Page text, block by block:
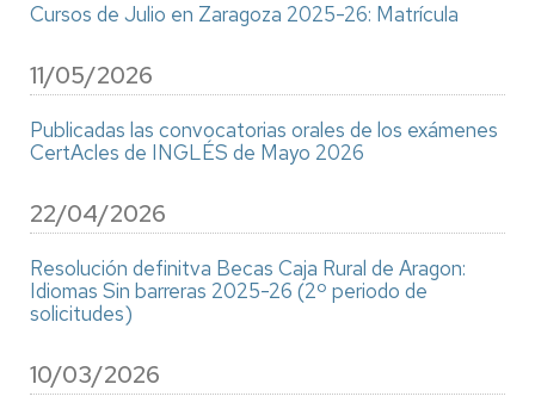
Cursos de Julio en Zaragoza 2025-26: Matrícula
11/05/2026
Publicadas las convocatorias orales de los exámenes
CertAcles de INGLÉS de Mayo 2026
22/04/2026
Resolución definitva Becas Caja Rural de Aragon:
Idiomas Sin barreras 2025-26 (2º periodo de
solicitudes)
10/03/2026